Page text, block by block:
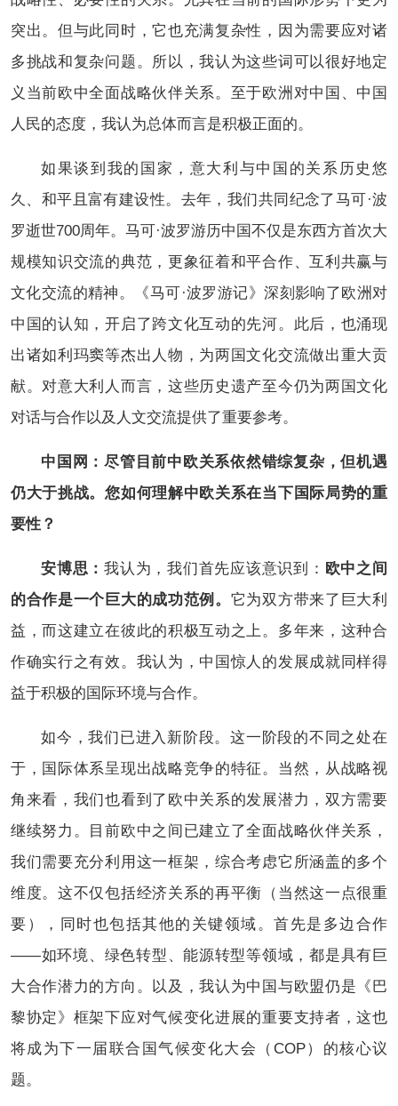
突出。但与此同时，它也充满复杂性，因为需要应对诸
多挑战和复杂问题。所以，我认为这些词可以很好地定
义当前欧中全面战略伙伴关系。至于欧洲对中国、中国
人民的态度，我认为总体而言是积极正面的。
如果谈到我的国家，意大利与中国的关系历史悠
久、和平且富有建设性。去年，我们共同纪念了马可·波
罗逝世700周年。马可·波罗游历中国不仅是东西方首次大
规模知识交流的典范，更象征着和平合作、互利共赢与
文化交流的精神。《马可·波罗游记》深刻影响了欧洲对
中国的认知，开启了跨文化互动的先河。此后，也涌现
出诸如利玛窦等杰出人物，为两国文化交流做出重大贡
献。对意大利人而言，这些历史遗产至今仍为两国文化
对话与合作以及人文交流提供了重要参考。
中国网：尽管目前中欧关系依然错综复杂，但机遇
仍大于挑战。您如何理解中欧关系在当下国际局势的重
要性？
安博思：我认为，我们首先应该意识到： 欧中之间
的合作是一个巨大的成功范例。 它为双方带来了巨大利
益，而这建立在彼此的积极互动之上。多年来，这种合
作确实行之有效。我认为，中国惊人的发展成就同样得
益于积极的国际环境与合作。
如今，我们已进入新阶段。这一阶段的不同之处在
于，国际体系呈现出战略竞争的特征。当然，从战略视
角来看，我们也看到了欧中关系的发展潜力，双方需要
继续努力。目前欧中之间已建立了全面战略伙伴关系，
我们需要充分利用这一框架，综合考虑它所涵盖的多个
维度。这不仅包括经济关系的再平衡（当然这一点很重
要），同时也包括其他的关键领域。首先是多边合作
——如环境、绿色转型、能源转型等领域，都是具有巨
大合作潜力的方向。以及，我认为中国与欧盟仍是《巴
黎协定》框架下应对气候变化进展的重要支持者，这也
将成为下一届联合国气候变化大会（COP）的核心议
题。